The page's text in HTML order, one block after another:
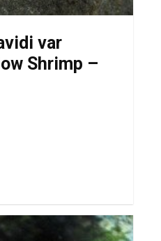
var
Shrimp –